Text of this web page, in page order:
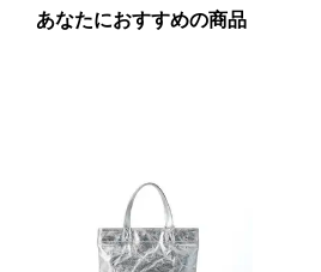
あなたにおすすめの商品